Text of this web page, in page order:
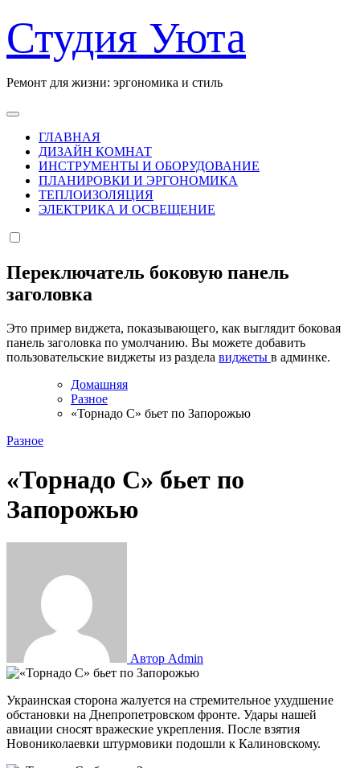
к
содержанию
Студия Уюта
Ремонт для жизни: эргономика и стиль
ГЛАВНАЯ
ДИЗАЙН КОМНАТ
ИНСТРУМЕНТЫ И ОБОРУДОВАНИЕ
ПЛАНИРОВКИ И ЭРГОНОМИКА
ТЕПЛОИЗОЛЯЦИЯ
ЭЛЕКТРИКА И ОСВЕЩЕНИЕ
Переключатель боковую панель
заголовка
Это пример виджета, показывающего, как выглядит боковая
панель заголовка по умолчанию. Вы можете добавить
пользовательские виджеты из раздела виджеты в админке.
Домашняя
Разное
«Торнадо С» бьет по Запорожью
Разное
«Торнадо С» бьет по
Запорожью
Автор Admin
Украинская сторона жалуется на стремительное ухудшение
обстановки на Днепропетровском фронте. Удары нашей
авиации сносят вражеские укрепления. После взятия
Новониколаевки штурмовики подошли к Калиновскому.